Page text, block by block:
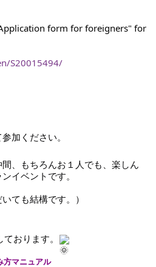
form for foreigners" for
S20015494/
加ください。
、もちろんお１人でも、楽しん
イベントです。
ても結構です。）
おります。
方マニュアル